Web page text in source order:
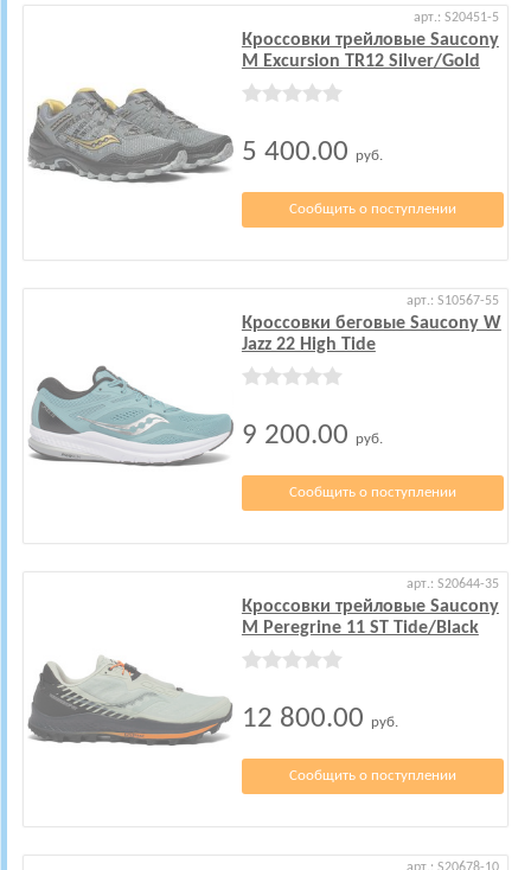
арт.: S20451-5
Кроссовки трейловые Saucony
M Excursion TR12 Silver/Gold
5 400.00 руб.
Сообщить о поступлении
арт.: S10567-55
Кроссовки беговые Saucony W
Jazz 22 High Tide
9 200.00 руб.
Сообщить о поступлении
арт.: S20644-35
Кроссовки трейловые Saucony
M Peregrine 11 ST Tide/Black
12 800.00 руб.
Сообщить о поступлении